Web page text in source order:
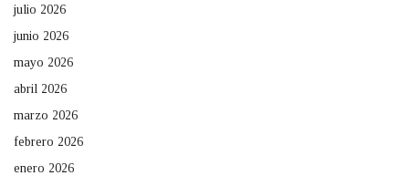
julio 2026
junio 2026
mayo 2026
abril 2026
marzo 2026
febrero 2026
enero 2026